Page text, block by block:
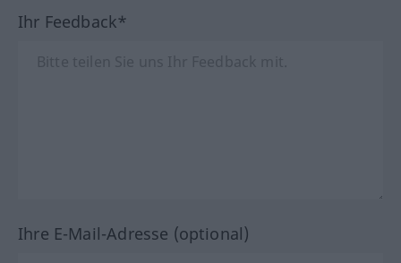
Ihr Feedback*
Ihre E-Mail-Adresse (optional)